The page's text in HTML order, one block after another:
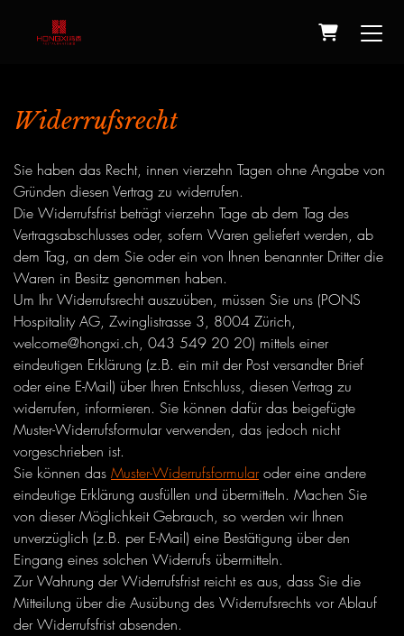
Warenkorb
Widerrufsrecht
Sie haben das Recht, innen vierzehn Tagen ohne Angabe von
Gründen diesen Vertrag zu widerrufen.
Die Widerrufsfrist beträgt vierzehn Tage ab dem Tag des
Vertragsabschlusses oder, sofern Waren geliefert werden, ab
dem Tag, an dem Sie oder ein von Ihnen benannter Dritter die
Waren in Besitz genommen haben.
Um Ihr Widerrufsrecht auszuüben, müssen Sie uns (PONS
Hospitality AG, Zwinglistrasse 3, 8004 Zürich,
welcome@hongxi.ch, 043 549 20 20) mittels einer
eindeutigen Erklärung (z.B. ein mit der Post versandter Brief
oder eine E-Mail) über Ihren Entschluss, diesen Vertrag zu
widerrufen, informieren. Sie können dafür das beigefügte
Muster-Widerrufsformular verwenden, das jedoch nicht
vorgeschrieben ist.
Sie können das Muster-Widerrufsformularoder eine andere
eindeutige Erklärung ausfüllen und übermitteln. Machen Sie
von dieser Möglichkeit Gebrauch, so werden wir Ihnen
unverzüglich (z.B. per E-Mail) eine Bestätigung über den
Eingang eines solchen Widerrufs übermitteln.
Zur Wahrung der Widerrufsfrist reicht es aus, dass Sie die
Mitteilung über die Ausübung des Widerrufsrechts vor Ablauf
der Widerrufsfrist absenden.